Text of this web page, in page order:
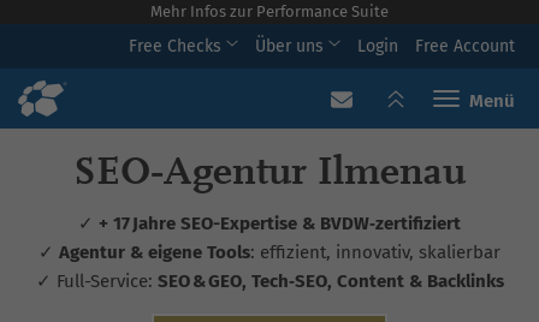
Mehr Infos zur Performance Suite
Free Checks Über uns Login Free Account
Toggle
SEO‑Agentur Ilmenau
✓ + 17 Jahre SEO-Expertise & BVDW‑zertifiziert
✓ Agentur & eigene Tools: effizient, innovativ, skalierbar
✓ Full-Service: SEO & GEO, Tech‑SEO, Content & Backlinks